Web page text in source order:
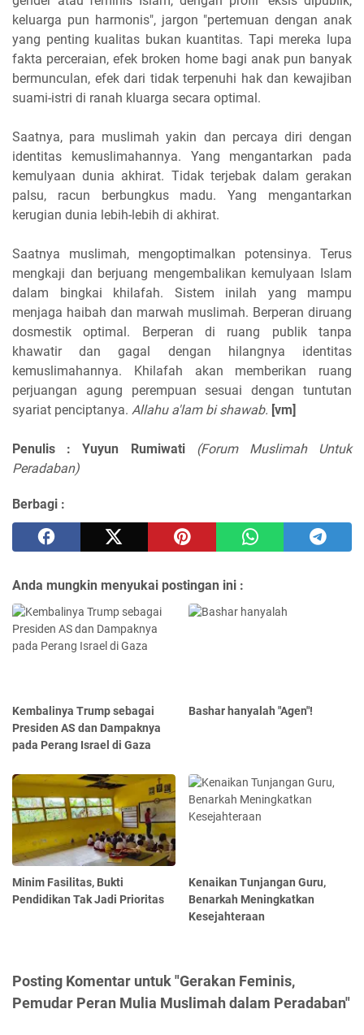
keluarga pun harmonis", jargon "pertemuan dengan anak
yang penting kualitas bukan kuantitas. Tapi mereka lupa
fakta perceraian, efek broken home bagi anak pun banyak
bermunculan, efek dari tidak terpenuhi hak dan kewajiban
suami-istri di ranah kluarga secara optimal.
Saatnya, para muslimah yakin dan percaya diri dengan
identitas kemuslimahannya. Yang mengantarkan pada
kemulyaan dunia akhirat. Tidak terjebak dalam gerakan
palsu, racun berbungkus madu. Yang mengantarkan
kerugian dunia lebih-lebih di akhirat.
Saatnya muslimah, mengoptimalkan potensinya. Terus
mengkaji dan berjuang mengembalikan kemulyaan Islam
dalam bingkai khilafah. Sistem inilah yang mampu
menjaga haibah dan marwah muslimah. Berperan diruang
dosmestik optimal. Berperan di ruang publik tanpa
khawatir dan gagal dengan hilangnya identitas
kemuslimahannya. Khilafah akan memberikan ruang
perjuangan agung perempuan sesuai dengan tuntutan
syariat penciptanya. Allahu a'lam bi shawab. [vm]
Penulis : Yuyun Rumiwati (Forum Muslimah Untuk
Peradaban)
Berbagi :
Anda mungkin menyukai postingan ini :
Kembalinya Trump sebagai
Presiden AS dan Dampaknya
pada Perang Israel di Gaza
Bashar hanyalah "Agen"!
Minim Fasilitas, Bukti
Pendidikan Tak Jadi Prioritas
Kenaikan Tunjangan Guru,
Benarkah Meningkatkan
Kesejahteraan
Posting Komentar untuk "Gerakan Feminis,
Pemudar Peran Mulia Muslimah dalam Peradaban"